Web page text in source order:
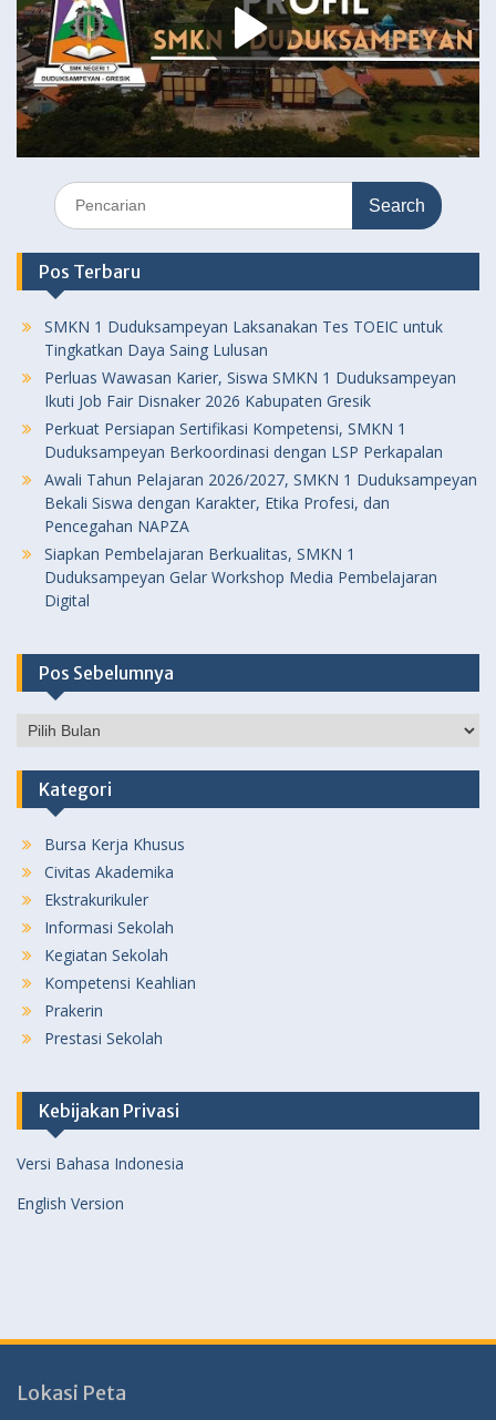
Search
for:
Pos Terbaru
SMKN 1 Duduksampeyan Laksanakan Tes TOEIC untuk
Tingkatkan Daya Saing Lulusan
Perluas Wawasan Karier, Siswa SMKN 1 Duduksampeyan
Ikuti Job Fair Disnaker 2026 Kabupaten Gresik
Perkuat Persiapan Sertifikasi Kompetensi, SMKN 1
Duduksampeyan Berkoordinasi dengan LSP Perkapalan
Awali Tahun Pelajaran 2026/2027, SMKN 1 Duduksampeyan
Bekali Siswa dengan Karakter, Etika Profesi, dan
Pencegahan NAPZA
Siapkan Pembelajaran Berkualitas, SMKN 1
Duduksampeyan Gelar Workshop Media Pembelajaran
Digital
Pos Sebelumnya
Pos
Kategori
Bursa Kerja Khusus
Civitas Akademika
Ekstrakurikuler
Informasi Sekolah
Kegiatan Sekolah
Kompetensi Keahlian
Prakerin
Prestasi Sekolah
Kebijakan Privasi
Versi Bahasa Indonesia
English Version
Lokasi Peta